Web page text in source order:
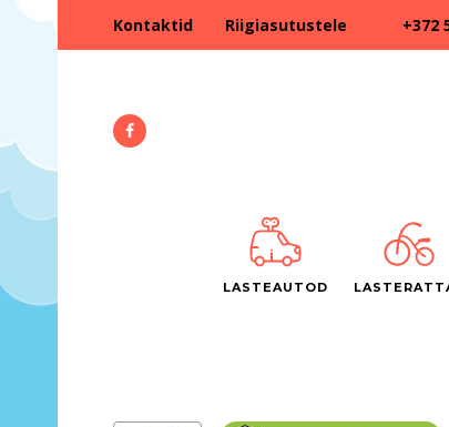
Kontaktid Riigiasutustele
LASTEAUTOD